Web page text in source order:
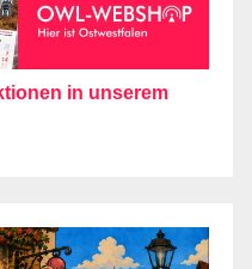
in unserem